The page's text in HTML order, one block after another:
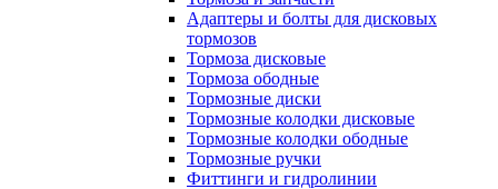
Адаптеры и болты для дисковых
тормозов
Тормоза дисковые
Тормоза ободные
Тормозные диски
Тормозные колодки дисковые
Тормозные колодки ободные
Тормозные ручки
Фиттинги и гидролинии